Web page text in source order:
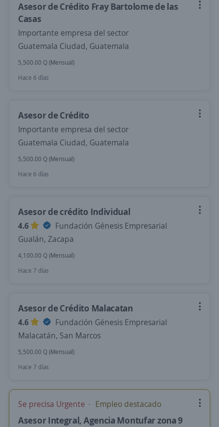
Asesor de Crédito Fray Bartolome de las
Casas
Importante empresa del sector
Guatemala Ciudad, Guatemala
5,500.00 Q (Mensual)
Hace 6 días
Asesor de Crédito
Importante empresa del sector
Guatemala Ciudad, Guatemala
5,500.00 Q (Mensual)
Hace 6 días
Asesor de crédito Individual
4.6
Fundación Génesis Empresarial
Gualán, Zacapa
4,100.00 Q (Mensual)
Hace 7 días
Asesor de Crédito Malacatan
4.6
Fundación Génesis Empresarial
Malacatán, San Marcos
5,500.00 Q (Mensual)
Hace 7 días
Se precisa Urgente Empleo destacado
Asesor Integral, Agencia Montufar zona 9